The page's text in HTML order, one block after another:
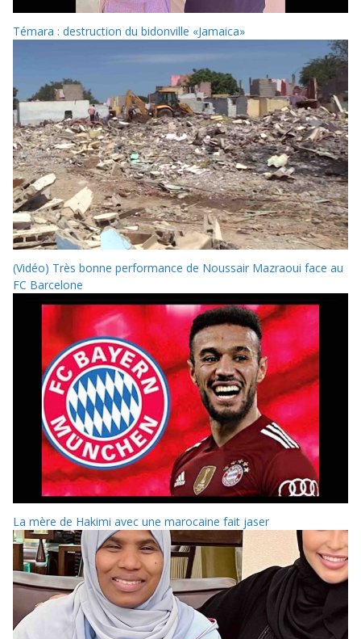
Témara : destruction du bidonville «Jamaica»
(Vidéo) Très bonne performance de Noussair Mazraoui face au
FC Barcelone
La mère de Hakimi avec une marocaine fait jaser